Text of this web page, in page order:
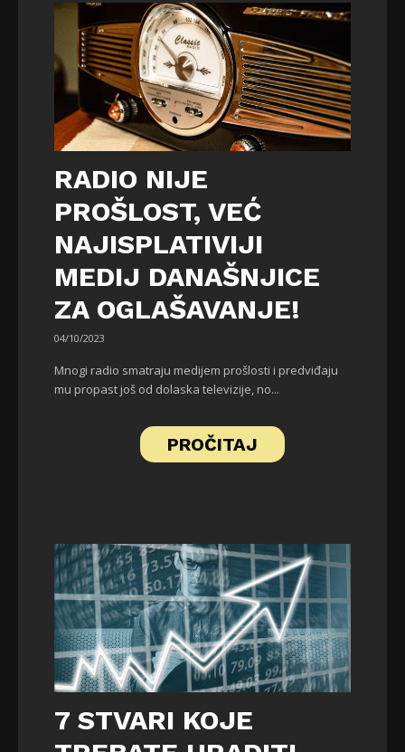
RADIO NIJE
PROŠLOST, VEĆ
NAJISPLATIVIJI
MEDIJ DANAŠNJICE
ZA OGLAŠAVANJE!
04/10/2023
Mnogi radio smatraju medijem prošlosti i predviđaju
mu propast još od dolaska televizije, no...
PROČITAJ
7 STVARI KOJE